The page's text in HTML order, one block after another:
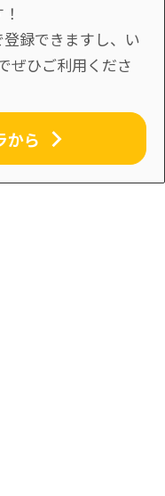
録できますし、い
ぜひご利用くださ
から